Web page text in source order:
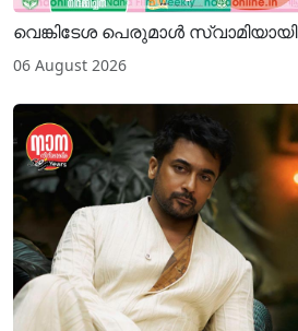
വെങ്കിടേശ പെരുമാൾ
06 August 2026